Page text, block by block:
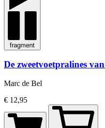
fragment
De zweetvoetpralines
Marc de Bel
€ 12,95